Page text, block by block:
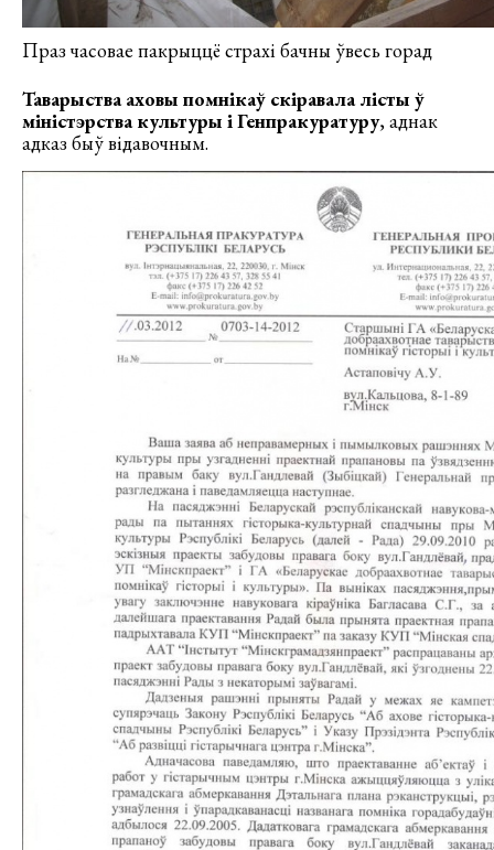
Праз часовае пакрыццё страхі бачны ўвесь горад
Таварыства аховы помнікаў скіравала лісты ў
міністэрства культуры і Генпракуратуру, аднак
адказ быў відавочным.